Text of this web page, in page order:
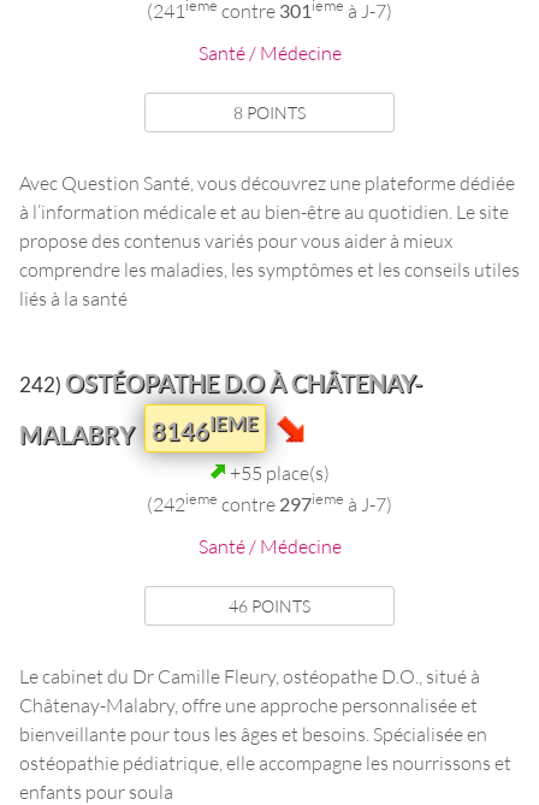
(241ieme contre 301ieme à J-7)
Santé / Médecine
8 POINTS
Avec Question Santé, vous découvrez une plateforme dédiée
à l’information médicale et au bien-être au quotidien. Le site
propose des contenus variés pour vous aider à mieux
comprendre les maladies, les symptômes et les conseils utiles
liés à la santé
242)OSTÉOPATHE D.O À CHÂTENAY-
MALABRY
8146IEME
+55 place(s)
(242ieme contre 297ieme à J-7)
Santé / Médecine
46 POINTS
Le cabinet du Dr Camille Fleury, ostéopathe D.O., situé à
Châtenay-Malabry, offre une approche personnalisée et
bienveillante pour tous les âges et besoins. Spécialisée en
ostéopathie pédiatrique, elle accompagne les nourrissons et
enfants pour soula